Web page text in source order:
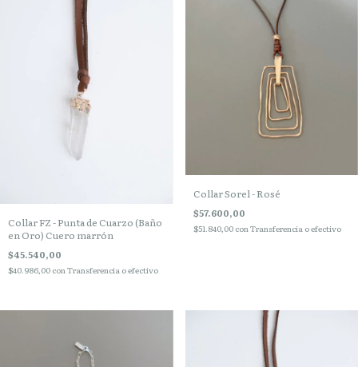
Collar FZ - Punta de Cuarzo (Baño
en Oro) Cuero marrón
$45.540,00
$40.986,00 conTransferencia o efectivo
Collar Sorel - Rosé
$57.600,00
$51.840,00 conTransferencia o efectivo